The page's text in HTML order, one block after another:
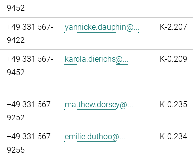
9452
+49 331 567-
9422
yannicke.dauphin@... K-2.207
+49 331 567-
9452
karola.dierichs@... K-0.209
+49 331 567-
9252
matthew.dorsey@... K-0.235
+49 331 567-
9255
emilie.duthoo@... K-0.234